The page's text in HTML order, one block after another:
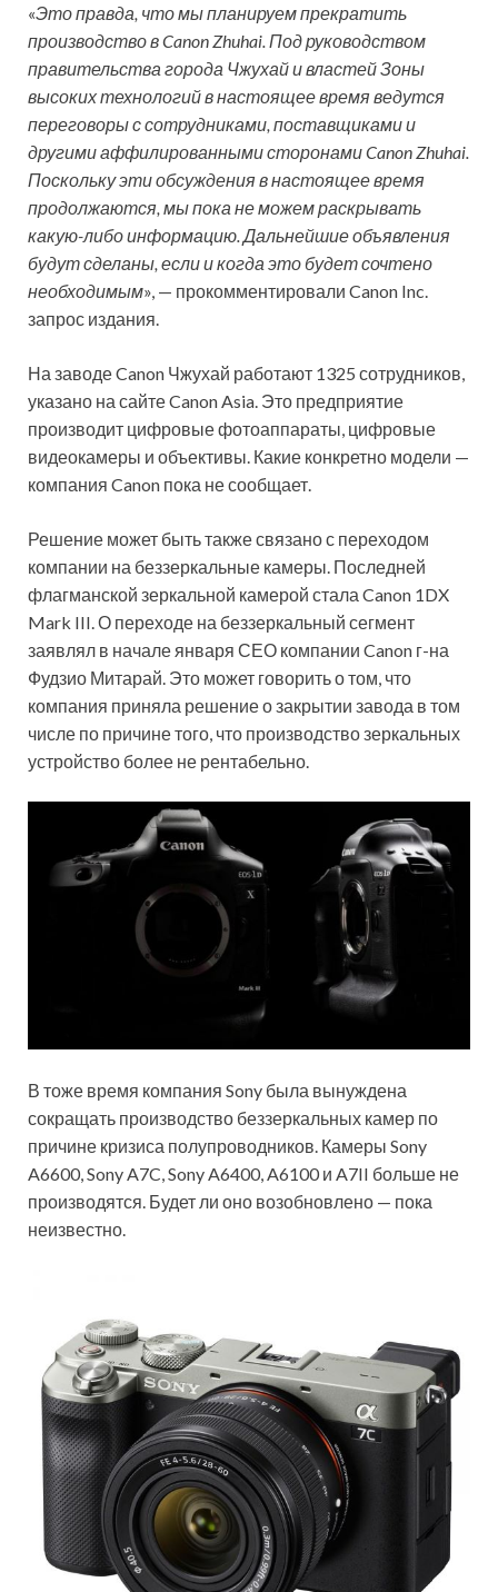
«Это правда, что мы планируем прекратить
производство в Canon Zhuhai. Под руководством
правительства города Чжухай и властей Зоны
высоких технологий в настоящее время ведутся
переговоры с сотрудниками, поставщиками и
другими аффилированными сторонами Canon Zhuhai.
Поскольку эти обсуждения в настоящее время
продолжаются, мы пока не можем раскрывать
какую-либо информацию. Дальнейшие объявления
будут сделаны, если и когда это будет сочтено
необходимым», — прокомментировали Canon Inc.
запрос издания.
На заводе Canon Чжухай работают 1325 сотрудников,
указано на сайте Canon Asia. Это предприятие
производит цифровые фотоаппараты, цифровые
видеокамеры и объективы. Какие конкретно модели —
компания Canon пока не сообщает.
Решение может быть также связано с переходом
компании на беззеркальные камеры. Последней
флагманской зеркальной камерой стала Canon 1DX
Mark III. О переходе на беззеркальный сегмент
заявлял в начале января СЕО компании Canon г-на
Фудзио Митарай. Это может говорить о том, что
компания приняла решение о закрытии завода в том
числе по причине того, что производство зеркальных
устройство более не рентабельно.
В тоже время компания Sony была вынуждена
сокращать производство беззеркальных камер по
причине кризиса полупроводников. Камеры Sony
A6600, Sony A7C, Sony A6400, A6100 и A7II больше не
производятся. Будет ли оно возобновлено — пока
неизвестно.